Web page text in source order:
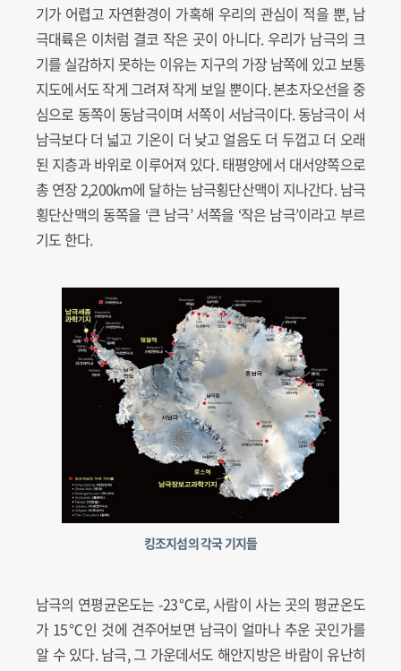
기가 어렵고 자연환경이 가혹해 우리의 관심이 적을 뿐, 남
극대륙은 이처럼 결코 작은 곳이 아니다. 우리가 남극의 크
기를 실감하지 못하는 이유는 지구의 가장 남쪽에 있고 보통
지도에서도 작게 그려져 작게 보일 뿐이다. 본초자오선을 중
심으로 동쪽이 동남극이며 서쪽이 서남극이다. 동남극이 서
남극보다 더 넓고 기온이 더 낮고 얼음도 더 두껍고 더 오래
된 지층과 바위로 이루어져 있다. 태평양에서 대서양쪽으로
총 연장 2,200km에 달하는 남극횡단산맥이 지나간다. 남극
횡단산맥의 동쪽을 ‘큰 남극’ 서쪽을 ‘작은 남극’이라고 부르
기도 한다.
킹조지섬의 각국 기지들
남극의 연평균온도는 -23℃로, 사람이 사는 곳의 평균온도
가 15℃인 것에 견주어보면 남극이 얼마나 추운 곳인가를
알 수 있다. 남극, 그 가운데서도 해안지방은 바람이 유난히